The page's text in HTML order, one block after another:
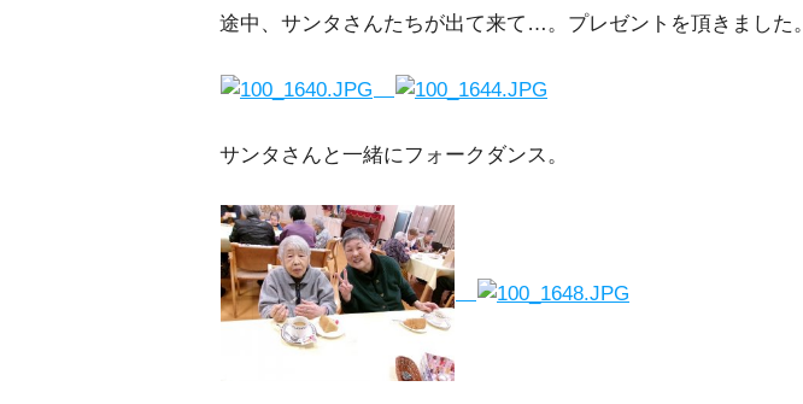
途中、サンタさんたちが出て来て…。プレゼントを頂きました。
サンタさんと一緒にフォークダンス。